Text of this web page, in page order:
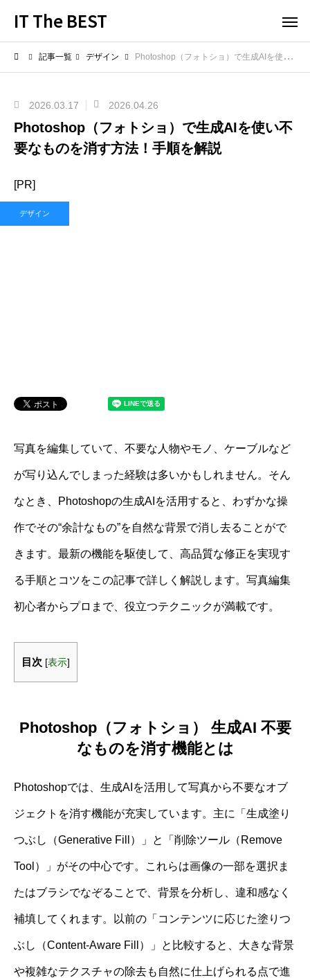
IT The BEST
記事一覧 デザイン Photoshop（フォトショ）で生成AIを使い不要なものを消す方法！手順を解説
2026.03.17 2026.04.26
Photoshop（フォトショ）で生成AIを使い不
要なものを消す方法！手順を解説
[PR]
デザイン
写真を編集していて、不要な人物やモノ、ケーブルなど
が写り込んでしまった経験は多いかもしれません。そん
なとき、Photoshopの生成AIを活用すると、わずかな操
作でその“余計なもの”を自然な背景で消し去ることがで
きます。最新の機能を駆使して、高品質な修正を実現す
る手順とコツをこの記事で詳しく解説します。写真編集
初心者からプロまで、役立つテクニックが満載です。
目次 [表示]
Photoshop（フォトショ） 生成AI 不要
なものを消す機能とは
Photoshopでは、生成AIを活用して写真から不要なオブ
ジェクトを消す機能が充実しています。主に「生成塗り
つぶし（Generative Fill）」と「削除ツール（Remove
Tool）」がその中心です。これらは画像の一部を選択ま
たはブラシでなぞることで、背景を分析し、違和感なく
補填してくれます。以前の「コンテンツに応じた塗りつ
ぶし（Content-Aware Fill）」と比較すると、大きな背景
や複雑なテクスチャの除去も自然に仕上げられる点で進